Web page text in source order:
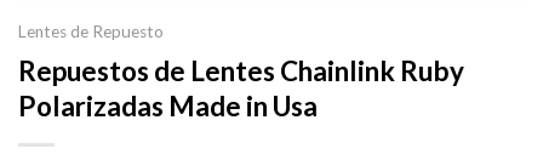
Lentes de Repuesto
Repuestos de Lentes Chainlink Ruby
Polarizadas Made in Usa